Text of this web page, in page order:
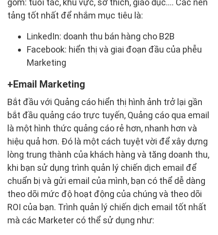
gồm: tuổi tác, khu vực, sở thích, giáo dục…. Các nền
tảng tốt nhất để nhắm mục tiêu là:
LinkedIn: doanh thu bán hàng cho B2B
Facebook: hiển thị và giai đoạn đầu của phễu
Marketing
Email Marketing
Bắt đầu với Quảng cáo hiển thị hình ảnh trở lại gần
bắt đầu quảng cáo trực tuyến, Quảng cáo qua email
là một hình thức quảng cáo rẻ hơn, nhanh hơn và
hiệu quả hơn. Đó là một cách tuyệt vời để xây dựng
lòng trung thành của khách hàng và tăng doanh thu,
khi bạn sử dụng trình quản lý chiến dịch email để
chuẩn bị và gửi email của mình, bạn có thể dễ dàng
theo dõi mức độ hoạt động của chúng và theo dõi
ROI của bạn. Trình quản lý chiến dịch email tốt nhất
mà các Marketer có thể sử dụng như: